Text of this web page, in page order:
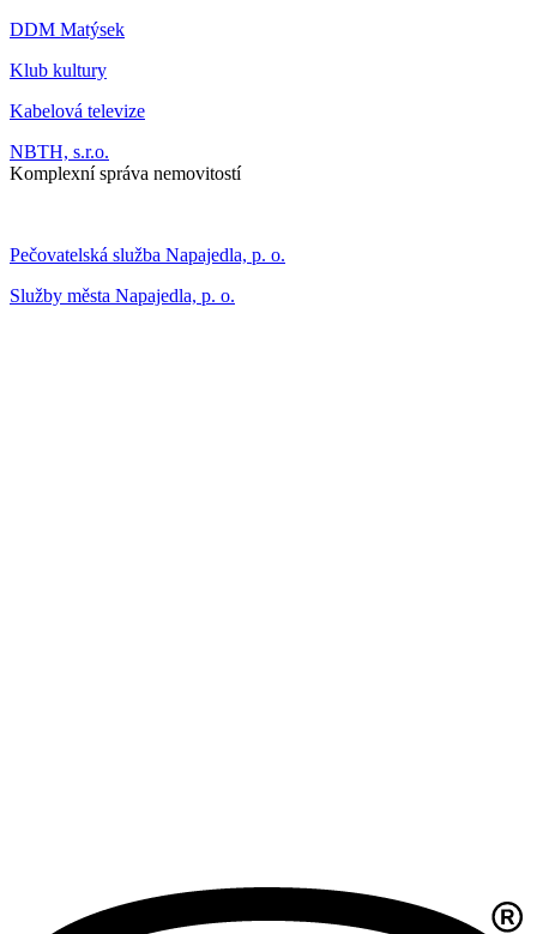
DDM Matýsek
Klub kultury
Kabelová televize
NBTH, s.r.o.
Komplexní správa nemovitostí
Pečovatelská služba Napajedla, p. o.
Služby města Napajedla, p. o.